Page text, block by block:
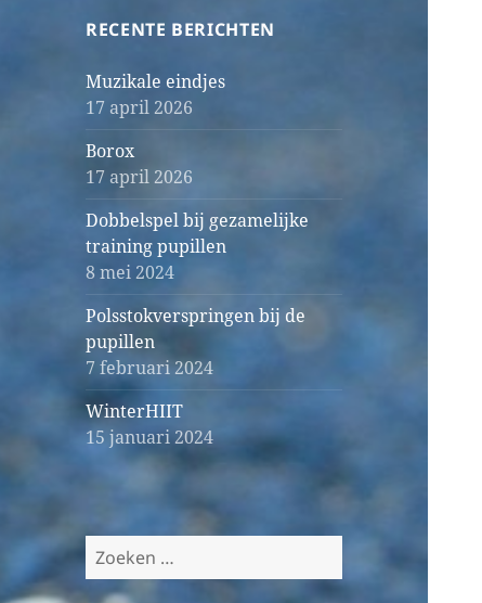
RECENTE BERICHTEN
Muzikale eindjes
17 april 2026
Borox
17 april 2026
Dobbelspel bij gezamelijke
training pupillen
8 mei 2024
Polsstokverspringen bij de
pupillen
7 februari 2024
WinterHIIT
15 januari 2024
Zoeken
naar: